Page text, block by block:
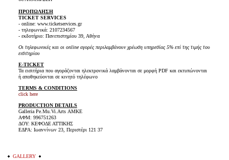
ΠΡΟΠΩΛΗΣΗ
TICKET SERVICES
- online: www.ticketservices.gr
- τηλεφωνικά: 2107234567
- εκδοτήριο: Πανεπιστημίου 39, Αθήνα
Οι τηλεφωνικές και οι online αγορές περιλαμβάνουν χρέωση υπηρεσίας 5% επί της τιμής του
εισιτηρίου
E-TICKET
Τα εισιτήρια που αγοράζονται ηλεκτρονικά λαμβάνονται σε μορφή PDF και εκτυπώνονται
ή αποθηκεύονται σε κινητό τηλέφωνο
TERMS & CONDITIONS
click here
PRODUCTION DETAILS
Galleria Pe.Mu.Vi.Arts ΑΜΚΕ
ΑΦΜ: 996751263
ΔΟΥ: ΚΕΦΟΔΕ ΑΤΤΙΚΗΣ
ΕΔΡΑ: Ιωαννίνων 23, Περιστέρι 121 37
GALLERY